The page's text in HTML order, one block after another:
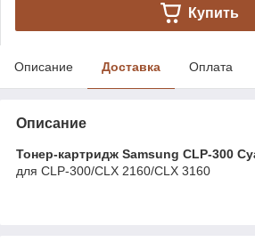
Купить
Описание Доставка Оплата
Описание
Тонер-картридж Samsung CLP-300
для CLP-300/CLX 2160/CLX 3160